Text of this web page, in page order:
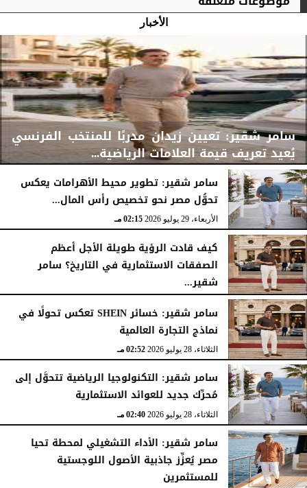
الأخبار
سامر شقير: تعيين زيدان مدربًا للمنتخب الفرنسي
يُعيد تعريف قيمة العلامات الرياضية...
الأربعاء، 29 يوليو 2026 02:25 مـ
سامر شقير: تطوير محيط الأهرامات يعكس
تحوُّل مصر نحو تخصيص رأس المال...
الأربعاء، 29 يوليو 2026 02:15 مـ
كيف قادت الرؤية طويلة الأجل أعظم
الصفقات الاستثمارية في التاريخ؟ سامر
شقير...
الثلاثاء، 28 يوليو 2026 03:49 مـ
سامر شقير: خسائر SHEIN تعكس تحولًا في
نماذج التجارة العالمية
الثلاثاء، 28 يوليو 2026 02:52 مـ
سامر شقير: التكنولوجيا الرياضية تتحوَّل إلى
مُحرِّك جديد للعوائد الاستثمارية
الثلاثاء، 28 يوليو 2026 02:40 مـ
سامر شقير: الأداء التشغيلي لمحطة تحيا
مصر يُعزِّز جاذبية الأصول اللوجستية
للمستثمرين